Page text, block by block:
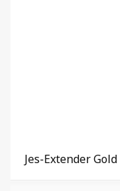
Jes-Extender Gold